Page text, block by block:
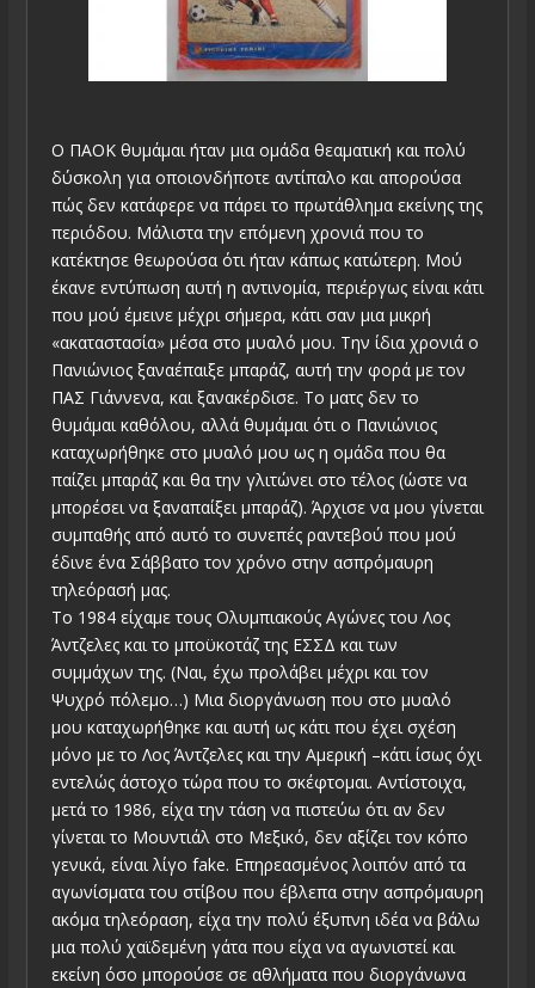
Ο ΠΑΟΚ θυμάμαι ήταν μια ομάδα θεαματική και πολύ
δύσκολη για οποιονδήποτε αντίπαλο και απορούσα
πώς δεν κατάφερε να πάρει το πρωτάθλημα εκείνης της
περιόδου. Μάλιστα την επόμενη χρονιά που το
κατέκτησε θεωρούσα ότι ήταν κάπως κατώτερη. Μού
έκανε εντύπωση αυτή η αντινομία, περιέργως είναι κάτι
που μού έμεινε μέχρι σήμερα, κάτι σαν μια μικρή
«ακαταστασία» μέσα στο μυαλό μου. Την ίδια χρονιά ο
Πανιώνιος ξαναέπαιξε μπαράζ, αυτή την φορά με τον
ΠΑΣ Γιάννενα, και ξανακέρδισε. Το ματς δεν το
θυμάμαι καθόλου, αλλά θυμάμαι ότι ο Πανιώνιος
καταχωρήθηκε στο μυαλό μου ως η ομάδα που θα
παίζει μπαράζ και θα την γλιτώνει στο τέλος (ώστε να
μπορέσει να ξαναπαίξει μπαράζ). Άρχισε να μου γίνεται
συμπαθής από αυτό το συνεπές ραντεβού που μού
έδινε ένα Σάββατο τον χρόνο στην ασπρόμαυρη
τηλεόρασή μας.
Το 1984 είχαμε τους Ολυμπιακούς Αγώνες του Λος
Άντζελες και το μποϋκοτάζ της ΕΣΣΔ και των
συμμάχων της. (Ναι, έχω προλάβει μέχρι και τον
Ψυχρό πόλεμο…) Μια διοργάνωση που στο μυαλό
μου καταχωρήθηκε και αυτή ως κάτι που έχει σχέση
μόνο με το Λος Άντζελες και την Αμερική –κάτι ίσως όχι
εντελώς άστοχο τώρα που το σκέφτομαι. Αντίστοιχα,
μετά το 1986, είχα την τάση να πιστεύω ότι αν δεν
γίνεται το Μουντιάλ στο Μεξικό, δεν αξίζει τον κόπο
γενικά, είναι λίγο fake. Επηρεασμένος λοιπόν από τα
αγωνίσματα του στίβου που έβλεπα στην ασπρόμαυρη
ακόμα τηλεόραση, είχα την πολύ έξυπνη ιδέα να βάλω
μια πολύ χαϊδεμένη γάτα που είχα να αγωνιστεί και
εκείνη όσο μπορούσε σε αθλήματα που διοργάνωνα